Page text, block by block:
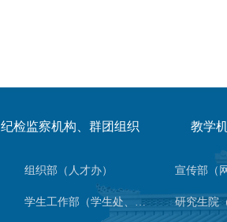
纪检监察机构、群团组织 教学
组织部（人才办）
学生工作部（学生处、人武部）